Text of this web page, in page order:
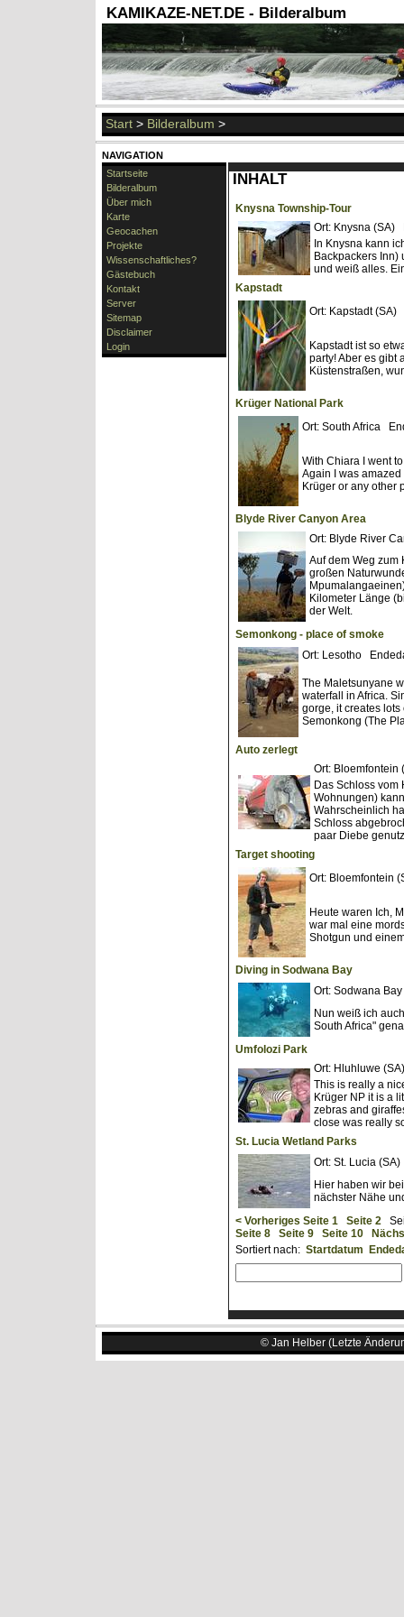
KAMIKAZE-NET.DE - Bilderalbum
Start > Bilderalbum >
NAVIGATION
Startseite
Bilderalbum
Über mich
Karte
Geocachen
Projekte
Wissenschaftliches?
Gästebuch
Kontakt
Server
Sitemap
Disclaimer
Login
INHALT
Knysna Township-Tour
Ort: Knysna (SA)
In Knysna kann
Backpackers
und weiß alles.
Kapstadt
Ort: Kapstadt
Kapstadt ist so
party! Aber es gibt
Küstenstraßen,
Krüger National Park
Ort: South Africa
With Chiara I went
Again I was
Krüger or any other
Blyde River Canyon Area
Ort: Blyde River
Auf dem Weg zum
großen
Kilometer Länge
der Welt.
Semonkong - place of smoke
Ort: Lesotho
The Maletsunyane
waterfall in Africa.
gorge, it creates
Semonkong (The
Auto zerlegt
Ort:
Das Schloss vom
Wohnungen)
Wahrscheinlich
Schloss
paar Diebe
Target shooting
Ort: Bloemfontein
Heute waren Ich,
war mal eine
Shotgun und
Diving in Sodwana Bay
Ort: Sodwana
Nun weiß ich
South Africa"
Umfolozi Park
Ort: Hluhluwe
This is really a
Krüger NP it is a
zebras and
close was really
St. Lucia Wetland Parks
Ort: St. Lucia
Hier haben wir
nächster Nähe
< Vorheriges Seite 1 Seite 2
Seite 8
Seite 9 Seite 10
Sortiert nach: Startdatum
© Jan Helber (Letzte